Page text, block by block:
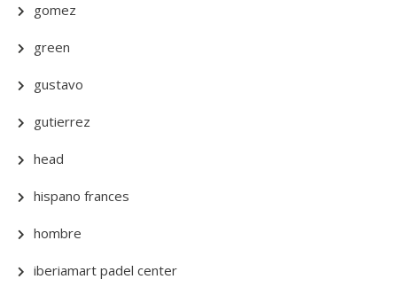
gomez
green
gustavo
gutierrez
head
hispano frances
hombre
iberiamart padel center